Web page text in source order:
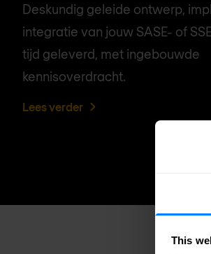
This
Deskundig geleide ontwerp,
integratie van jouw SASE- of
tijd geleverd, met ingebouwde
kennisoverdracht.
Lees verder